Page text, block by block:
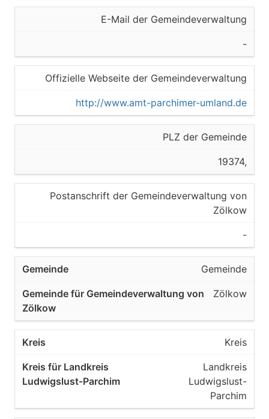
E-Mail der Gemeindeverwaltung
-
Offizielle Webseite der Gemeindeverwaltung
http://www.amt-parchimer-umland.de
PLZ der Gemeinde
19374,
Postanschrift der Gemeindeverwaltung von
Zölkow
-
Gemeinde
Zölkow
Kreis
Landkreis
Ludwigslust-
Parchim